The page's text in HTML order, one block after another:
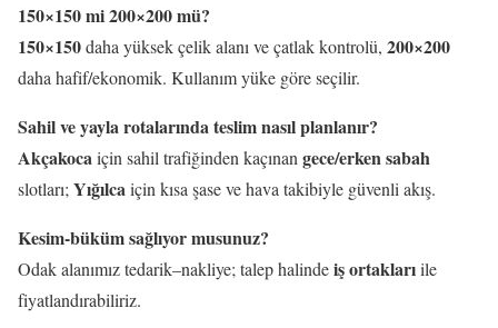
150×150 mi 200×200 mü?
150×150daha yüksek çelik alanı ve çatlak kontrolü, 200×200
daha hafif/ekonomik. Kullanım yüke göre seçilir.
Sahil ve yayla rotalarında teslim nasıl planlanır?
Akçakocaiçin sahil trafiğinden kaçınan gece/erken sabah
slotları; Yığılcaiçin kısa şase ve hava takibiyle güvenli akış.
Kesim-büküm sağlıyor musunuz?
Odak alanımız tedarik–nakliye; talep halindeiş ortaklarıile
fiyatlandırabiliriz.